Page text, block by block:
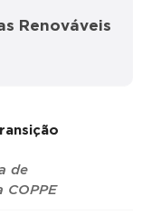
Renováveis
de
COPPE